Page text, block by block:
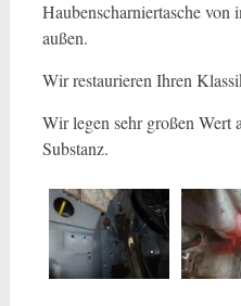
Haubenscharniertasche von
außen.
Wir restaurieren Ihren
Wir legen sehr großen Wert
Substanz.